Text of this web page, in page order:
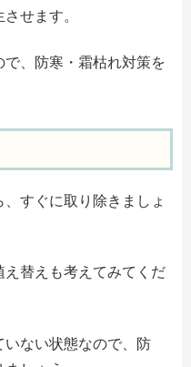
せます。
、防寒・霜枯れ対策を
すぐに取り除きましょ
替えも考えてみてくだ
ない状態なので、防